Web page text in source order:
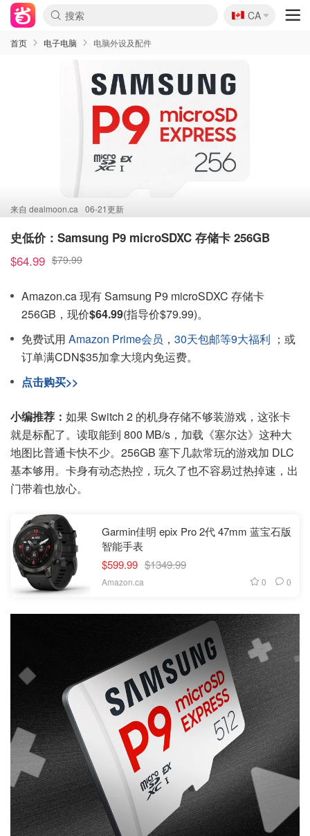
🇨🇦
CA
首页 电子电脑 电脑外设及配件
来自 dealmoon.ca 06-21更新
史低价：Samsung P9 microSDXC 存储卡 256GB
$64.99 $79.99
Amazon.ca 现有 Samsung P9 microSDXC 存储卡
256GB，现价$64.99(指导价$79.99)。
免费试用 Amazon Prime会员 ， 30天包邮等9大福利 ；或
订单满CDN$35加拿大境内免运费。
点击购买>>
小编推荐： 如果 Switch 2 的机身存储不够装游戏，这张卡
就是标配了。读取能到 800 MB/s，加载《塞尔达》这种大
地图比普通卡快不少。256GB 塞下几款常玩的游戏加 DLC
基本够用。卡身有动态热控，玩久了也不容易过热掉速，出
门带着也放心。
Garmin佳明 epix Pro 2代 47mm 蓝宝石版
智能手表
$599.99 $1349.99
Amazon.ca 0 0